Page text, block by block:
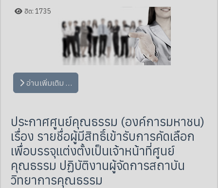
ฮิต: 1735
อ่านเพิ่มเติม …
ประกาศศูนย์คุณธรรม (องค์การมหาชน)
เรื่อง รายชื่อผู้มีสิทธิ์เข้ารับการคัดเลือก
เพื่อบรรจุแต่งตั้งเป็นเจ้าหน้าที่ศูนย์
คุณธรรม ปฏิบัติงานผู้จัดการสถาบัน
วิทยาการคุณธรรม